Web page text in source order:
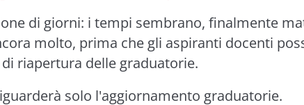
di giorni: i tempi sembrano, finalmente
molto, prima che gli aspiranti docenti
riapertura delle graduatorie.
solo l'aggiornamento graduatorie.